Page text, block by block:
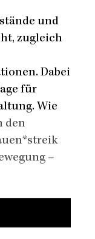
und
zugleich
Dabei
für
Wie
den
–